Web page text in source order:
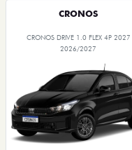
CRONOS
CRONOS DRIVE 1.0 FLEX 4P 2027
2026/2027